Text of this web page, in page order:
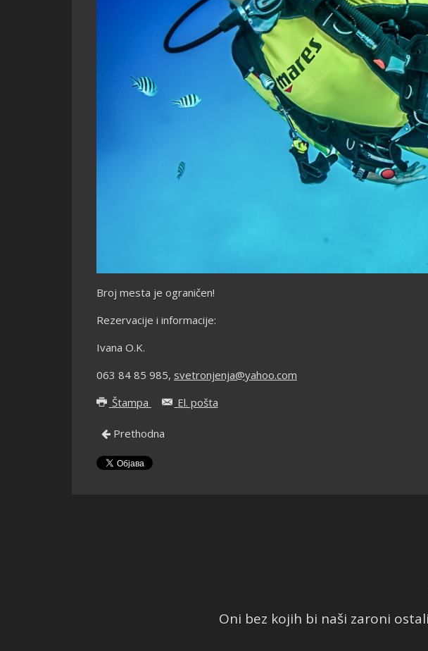
Broj mesta je ograničen!
Rezervacije i informacije:
Ivana O.K.
063 84 85 985, svetronjenja@yahoo.com
Štampa
El. pošta
Prethodna
Oni bez kojih bi naši zaroni